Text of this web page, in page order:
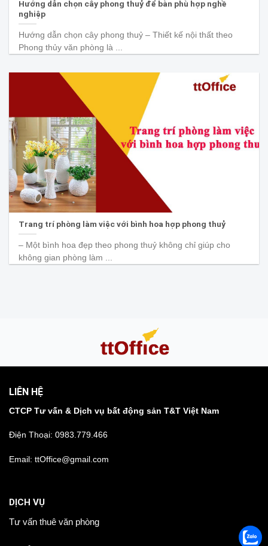
Hướng dẫn chọn cây phong thuỷ để bàn phù hợp nghề
nghiệp
Hướng dẫn chọn cây phong thuỷ – Thiết kế nội thất theo
Phong thủy văn phòng là ...
Trang trí phòng làm việc với bình hoa hợp phong thuỷ
– Một bình hoa đẹp theo phong thuỷ không chỉ giúp cho
không gian phòng làm ...
LIÊN HỆ
CTCP Tư vấn & Dịch vụ bất động sản T&T Việt Nam
Điện Thoại: 0983.779.466
Email: ttOffice@gmail.com
DỊCH VỤ
Tư vấn thuê văn phòng